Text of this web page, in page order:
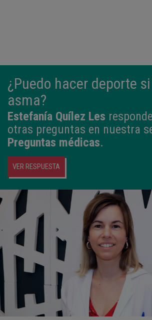
¿Puedo hacer deporte
asma?
Estefanía Quílez Les
otras preguntas en nuestra
Preguntas médicas.
VER RESPUESTA